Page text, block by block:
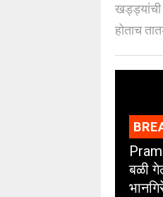
खड्ड्यांची
होताच
बळी